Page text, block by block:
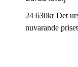
24 630kr Det
nuvarande